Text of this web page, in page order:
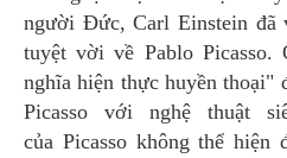
người Đức, Carl Einstein đã
tuyệt vời về Pablo Picasso.
nghĩa hiện thực huyền thoại"
Picasso với nghệ thuật
của Picasso không thể hiện